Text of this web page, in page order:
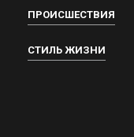
ПРОИСШЕСТВИЯ
СТИЛЬ ЖИЗНИ